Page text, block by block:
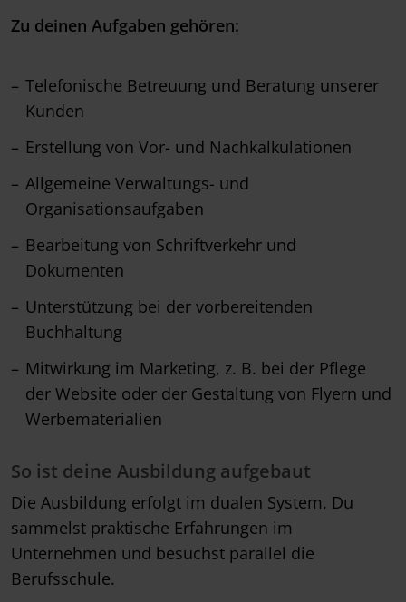
Zu deinen Aufgaben gehören:
Telefonische Betreuung und Beratung unserer
Kunden
Erstellung von Vor- und Nachkalkulationen
Allgemeine Verwaltungs- und
Organisationsaufgaben
Bearbeitung von Schriftverkehr und
Dokumenten
Unterstützung bei der vorbereitenden
Buchhaltung
Mitwirkung im Marketing, z. B. bei der Pflege
der Website oder der Gestaltung von Flyern und
Werbematerialien
So ist deine Ausbildung aufgebaut
Die Ausbildung erfolgt im dualen System. Du
sammelst praktische Erfahrungen im
Unternehmen und besuchst parallel die
Berufsschule.